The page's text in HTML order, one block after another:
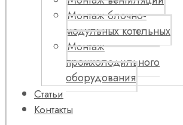
Монтаж блочно-
модульных котельных
Монтаж
промхолодильного
оборудования
Статьи
Контакты